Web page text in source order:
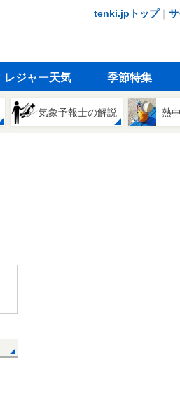
tenki.jpトップ｜
レジャー天気 季節特集
気象予報士の解説 熱